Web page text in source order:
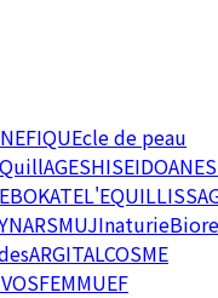
cle de peau
SHISEIDO
KATEL'EQUIL
NARSMUJInaturieBiore
ARGITALCOSME
FEMMUEF